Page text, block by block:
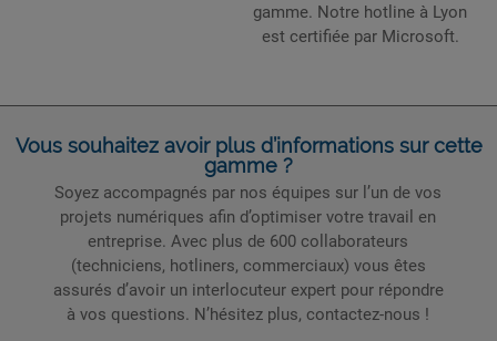
gamme. Notre hotline à Lyon
est certifiée par Microsoft.
Vous souhaitez avoir plus d’informations sur cette
gamme ?
Soyez accompagnés par nos équipes sur l’un de vos
projets numériques afin d’optimiser votre travail en
entreprise. Avec plus de 600 collaborateurs
(techniciens, hotliners, commerciaux) vous êtes
assurés d’avoir un interlocuteur expert pour répondre
à vos questions. N’hésitez plus, contactez-nous !